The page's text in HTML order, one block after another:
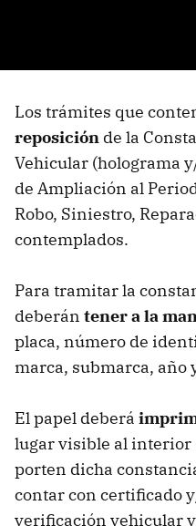
Los trámites que
reposición de la
Vehicular (holograma
de Ampliación al
Robo, Siniestro,
contemplados.
Para tramitar la
deberán tener a la
placa, número de
marca, submarca, año
El papel deberá
lugar visible al interior
porten dicha
contar con certificado
verificación vehicular